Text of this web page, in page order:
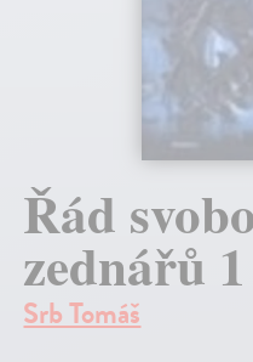
Řád
zednářů 1
Srb Tomáš